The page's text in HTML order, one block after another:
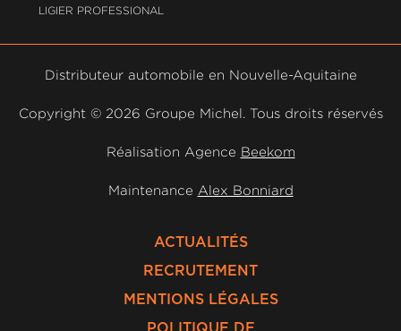
LIGIER PROFESSIONAL
Distributeur automobile en Nouvelle-Aquitaine
Copyright © 2026 Groupe Michel. Tous droits réservés
Réalisation Agence Beekom
Maintenance Alex Bonniard
ACTUALITÉS
RECRUTEMENT
MENTIONS LÉGALES